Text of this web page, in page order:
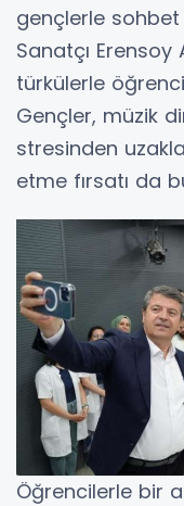
gençlerle
Sanatçı
türkülerle
Gençler, müzik
stresinden
etme fırsatı da
Öğrencilerle bir